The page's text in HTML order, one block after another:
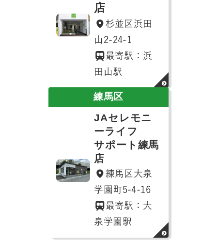
店
杉並区浜田
山2-24-1
最寄駅：浜
田山駅
練馬区
JAセレモニ
ーライフ
サポート練馬
店
練馬区大泉
学園町5-4-16
最寄駅：大
泉学園駅